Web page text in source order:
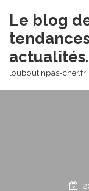
content
Le blog
actualités.
louboutinpas-cher.fr